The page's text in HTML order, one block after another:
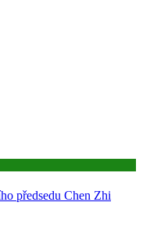
předsedu Chen Zhi